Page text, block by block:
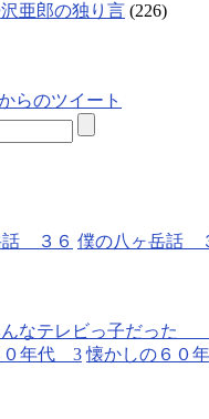
亜郎の独り言 (226)
らのツイート
僕の八ヶ岳話
んなテレビっ子だ
懐かしの６０